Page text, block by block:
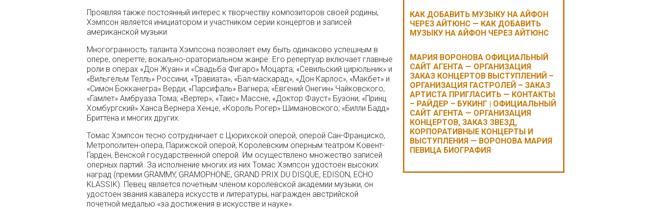
Проявляя также постоянный интерес к творчеству композиторов своей родины,
Хэмпсон является инициатором и участником серии концертов и записей
американской музыки.
Многогранность таланта Хэмпсона позволяет ему быть одинаково успешным в
опере, оперетте, вокально-ораториальном жанре. Его репертуар включает главные
роли в операх «Дон Жуан» и «Свадьба Фигаро» Моцарта; «Севильский цирюльник» и
«Вильгельм Телль» Россини; «Травиата», «Бал-маскарад», «Дон Карлос», «Макбет» и
«Симон Бокканегра» Верди; «Парсифаль» Вагнера; «Евгений Онегин» Чайковского;
«Гамлет» Амбруаза Тома; «Вертер», «Таис» Массне, «Доктор Фауст» Бузони; «Принц
Хомбургский» Ханса Вернера Хенце; «Король Рогер» Шимановского; «Билли Бадд»
Бриттена и многих других.
Томас Хэмпсон тесно сотрудничает с Цюрихской оперой, оперой Сан-Франциско,
Метрополитен-опера, Парижской оперой, Королевским оперным театром Ковент-
Гарден, Венской государственной оперой. Им осуществлено множество записей
оперных партий. За исполнение многих из них Томас Хэмпсон удостоен высоких
наград (премии GRAMMY, GRAMOPHONE, GRAND PRIX DU DISQUE, EDISON, ECHO
KLASSIK). Певец является почетным членом королевской академии музыки, он
удостоен звания кавалера искусств и литературы, награжден австрийской
почетной медалью «за достижения в искусстве и науке».
КАК ДОБАВИТЬ МУЗЫКУ НА АЙФОН
ЧЕРЕЗ АЙТЮНС — КАК ДОБАВИТЬ
МУЗЫКУ НА АЙФОН ЧЕРЕЗ АЙТЮНС
МАРИЯ ВОРОНОВА ОФИЦИАЛЬНЫЙ
САЙТ АГЕНТА — ОРГАНИЗАЦИЯ
ЗАКАЗ КОНЦЕРТОВ ВЫСТУПЛЕНИЙ –
ОРГАНИЗАЦИЯ ГАСТРОЛЕЙ – ЗАКАЗ
АРТИСТА ПРИГЛАСИТЬ — КОНТАКТЫ
– РАЙДЕР – БУКИНГ | ОФИЦИАЛЬНЫЙ
САЙТ АГЕНТА — ОРГАНИЗАЦИЯ
КОНЦЕРТОВ, ЗАКАЗ ЗВЕЗД,
КОРПОРАТИВНЫЕ КОНЦЕРТЫ И
ВЫСТУПЛЕНИЯ — ВОРОНОВА МАРИЯ
ПЕВИЦА БИОГРАФИЯ